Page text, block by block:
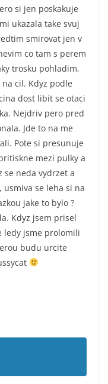
si jen poskakuje
ukazala take svuj
smirovat jen v
co tam s perem
trosku pohladim,
cil. Kdyz podle
dost libit se otaci
Nejdriv pero pred
Jde to na me
Pote si presunuje
mezi pulky a
se neda vydrzet a
usmiva se leha si na
jake to bylo ?
Kdyz jsem prisel
ledy jsme prolomili
budu urcite